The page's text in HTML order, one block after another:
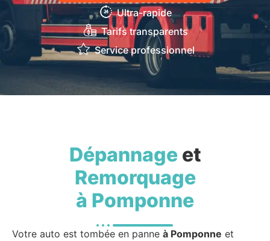
Ultra-rapide
Tarifs transparents
Service professionnel
Dépannageet
Remorquage
à Pomponne
Votre auto est tombée en panne à Pomponne et